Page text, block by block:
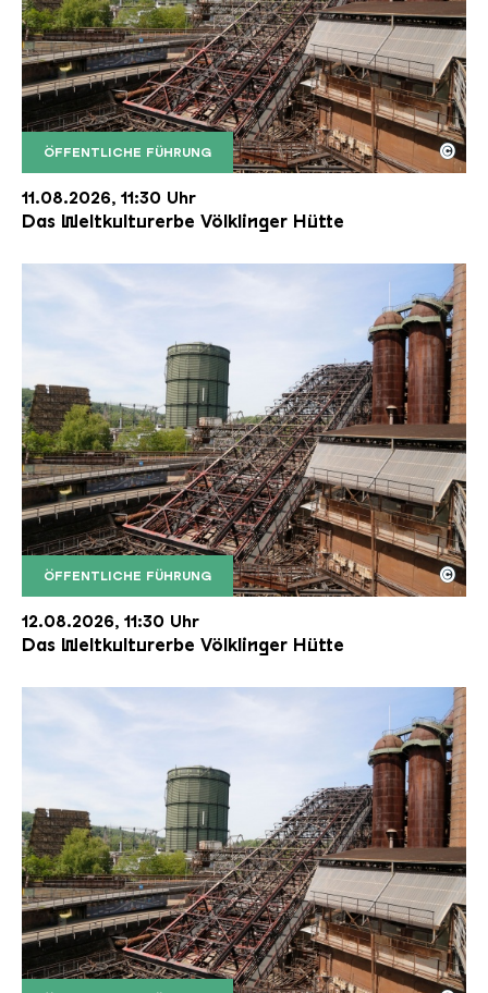
ÖFFENTLICHE FÜHRUNG
Der Erzschrägaufzug der Völklinger Hütte mit
Copyright: Weltkulturerbe Völklinger Hütte | Karl
©
11.08.2026, 11:30 Uhr
Das Weltkulturerbe Völklinger Hütte
ÖFFENTLICHE FÜHRUNG
Der Erzschrägaufzug der Völklinger Hütte mit
Copyright: Weltkulturerbe Völklinger Hütte | Karl
©
12.08.2026, 11:30 Uhr
Das Weltkulturerbe Völklinger Hütte